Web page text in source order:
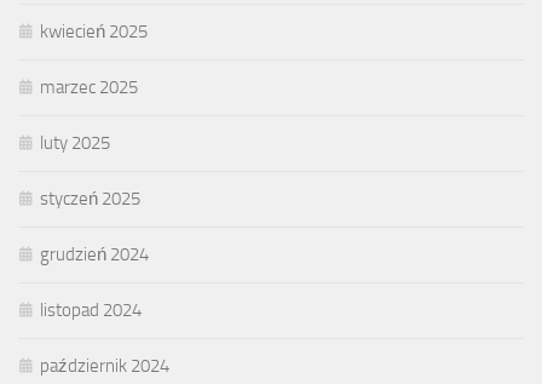
kwiecień 2025
marzec 2025
luty 2025
styczeń 2025
grudzień 2024
listopad 2024
październik 2024